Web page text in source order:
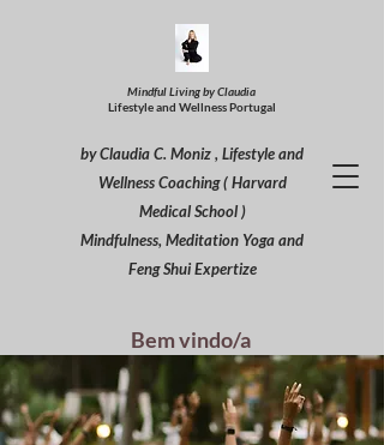
Mindful Living by Claudia
Lifestyle and Wellness Portugal
by Claudia C. Moniz , Lifestyle and
Wellness Coaching ( Harvard
Medical School )
Mindfulness, Meditation Yoga and
Feng Shui Expertize
Bem vindo/a